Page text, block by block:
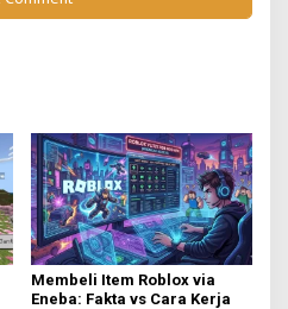
Membeli Item Roblox via
Eneba: Fakta vs Cara Kerja